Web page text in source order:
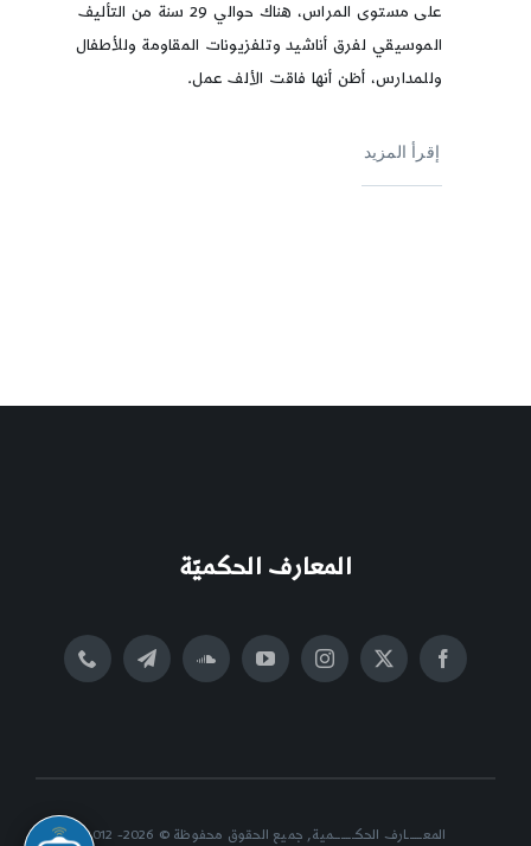
على مستوى المراس، هناك حوالي 29 سنة من التأليف
الموسيقي لفرق أناشيد وتلفزيونات المقاومة وللأطفال
وللمدارس، أظن أنها فاقت الألف عمل.
إقرأ المزيد
المعارف الحكميّة
المعــــــارف الحكــــــــمية, جميع الحقوق محفوظة © 2026- 2012